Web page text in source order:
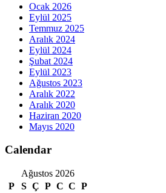
Ocak 2026
Eylül 2025
Temmuz 2025
Aralık 2024
Eylül 2024
Şubat 2024
Eylül 2023
Ağustos 2023
Aralık 2022
Aralık 2020
Haziran 2020
Mayıs 2020
Calendar
Ağustos 2026
P
S Ç P C C P